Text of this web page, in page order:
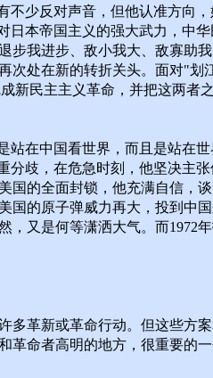
少反对声音，但他认准方向
本帝国主义的强大武力，中
步我进步、敌小我大、敌寡助
次处在新的转折关头。面对"
新民主主义革命，并把这两者
在中国看世界，而且是站在
歧，在危急时刻，他坚决主
的全面封锁，他充满自信，
国的原子弹威力再大，投到中
又是何等潇洒大气。而1972
革新或革命行动。但这些方
命者高明的地方，很重要的